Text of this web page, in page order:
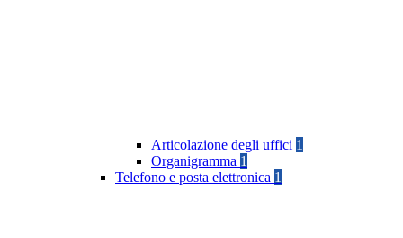
Articolazione degli uffici 1
Organigramma 1
Telefono e posta elettronica 1